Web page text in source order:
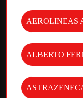
AEROLINEAS
ALBERTO